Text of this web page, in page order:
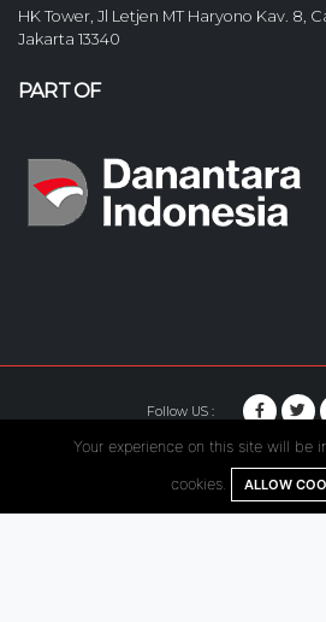
HK Tower, Jl Letjen MT Haryono Kav. 8,
Jakarta 13340
PART OF
Follow US :
© Copyright 2020. Hutama Karya
Your experience on this site will be
cookies. ALLOW